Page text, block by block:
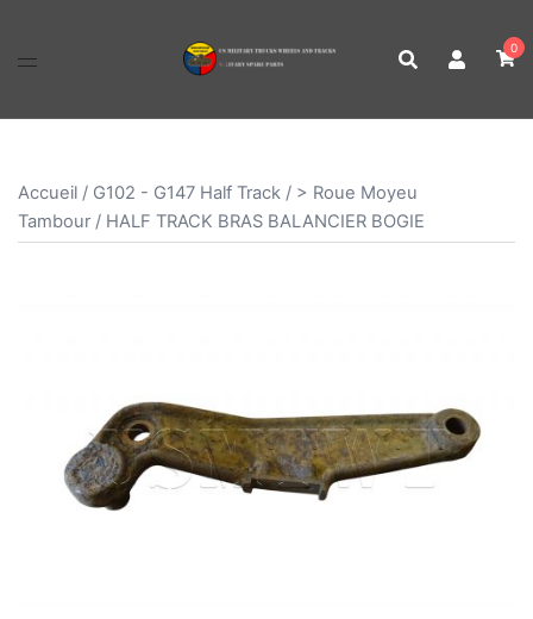
0
Accueil / G102 - G147 Half Track / > Roue Moyeu
Tambour / HALF TRACK BRAS BALANCIER BOGIE